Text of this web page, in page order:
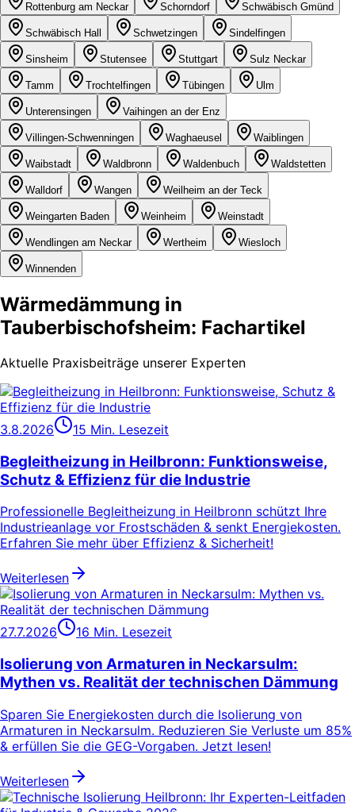
Rottenburg am Neckar Schorndorf Schwäbisch Gmünd
Schwäbisch Hall Schwetzingen Sindelfingen
Sinsheim Stutensee Stuttgart Sulz Neckar
Tamm Trochtelfingen Tübingen Ulm
Unterensingen Vaihingen an der Enz
Villingen-Schwenningen Waghaeusel Waiblingen
Waibstadt Waldbronn Waldenbuch Waldstetten
Walldorf Wangen Weilheim an der Teck
Weingarten Baden Weinheim Weinstadt
Wendlingen am Neckar Wertheim Wiesloch
Winnenden
Wärmedämmung in
Tauberbischofsheim: Fachartikel
Aktuelle Praxisbeiträge unserer Experten
3.8.2026 15 Min. Lesezeit
Begleitheizung in Heilbronn: Funktionsweise,
Schutz & Effizienz für die Industrie
Professionelle Begleitheizung in Heilbronn schützt Ihre
Industrieanlage vor Frostschäden & senkt Energiekosten.
Erfahren Sie mehr über Effizienz & Sicherheit!
Weiterlesen
27.7.2026 16 Min. Lesezeit
Isolierung von Armaturen in Neckarsulm:
Mythen vs. Realität der technischen Dämmung
Sparen Sie Energiekosten durch die Isolierung von
Armaturen in Neckarsulm. Reduzieren Sie Verluste um 85%
& erfüllen Sie die GEG-Vorgaben. Jetzt lesen!
Weiterlesen